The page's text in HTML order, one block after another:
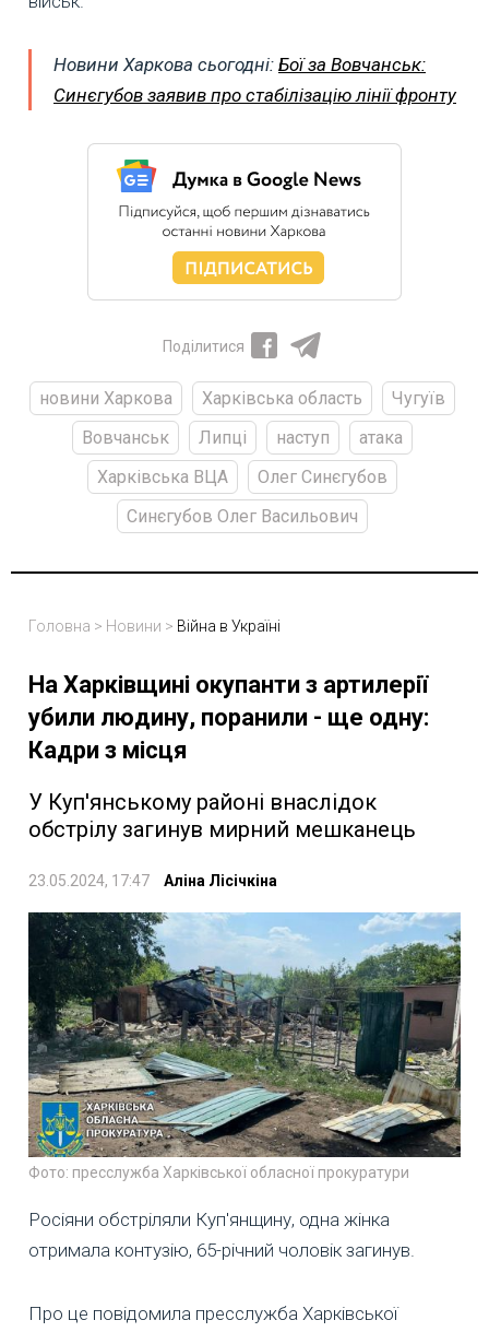
Новини Харкова сьогодні: Бої за Вовчанськ:
Синєгубов заявив про стабілізацію лінії фронту
Поділитися
новини Харкова Харківська область
Чугуїв
Вовчанськ
Липці наступ
атака
Харківська ВЦА
Олег Синєгубов
Синєгубов Олег Васильович
Головна > Новини > Війна в Україні
На Харківщині окупанти з артилерії
убили людину, поранили - ще одну:
Кадри з місця
У Куп'янському районі внаслідок
обстрілу загинув мирний мешканець
23.05.2024, 17:47 Аліна Лісічкіна
Фото: пресслужба Харківської обласної прокуратури
Росіяни обстріляли Куп'янщину, одна жінка
отримала контузію, 65-річний чоловік загинув.
Про це повідомила пресслужба Харківської